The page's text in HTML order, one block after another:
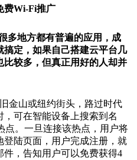
费Wi-Fi推广
多地方都有普遍的应用，成
定，如果自己搭建云平台几
较多，但真正用好的人却并
金山或纽约街头，路过时代
可在智能设备上搜索到名
点。一旦连接该热点，用户将
陆页面，用户完成注册，就
，告知用户可以免费获得4